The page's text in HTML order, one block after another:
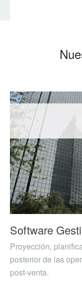
Software
Proyección,
posterior de las
post-venta.